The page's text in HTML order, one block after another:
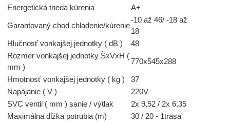
Energetická trieda kúrenia
A+
Garantovaný chod chladenie/kúrenie
-10 až 46/ -18 až
18
Hlučnosť vonkajšej jednotky ( dB )
48
Rozmer vonkajšej jednotky ŠxVxH (
mm )
770x545x288
Hmotnosť vonkajšej jednotky ( kg )
37
Napájanie ( V )
220V
SVC ventil ( mm ) sanie / výtlak
2x 9,52 / 2x 6,35
Maximálna dĺžka potrubia (m)
30 / 20 - 1trasa